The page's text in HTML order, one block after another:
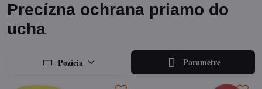
Precízna ochrana priamo do
ucha
Pozícia Parametre